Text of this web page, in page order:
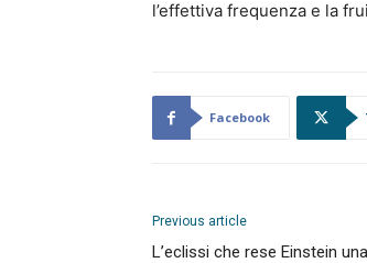
l’effettiva frequenza e la
Facebook
Previous article
L’eclissi che rese Einstein